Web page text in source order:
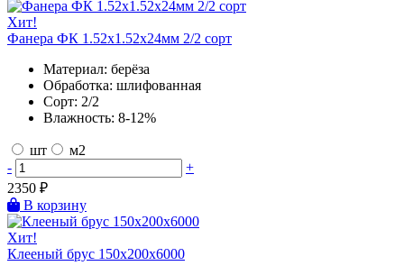
Хит!
Фанера ФК 1.52х1.52х24мм 2/2 сорт
Материал: берёза
Обработка: шлифованная
Сорт: 2/2
Влажность: 8-12%
шт
м2
-
+
2350 ₽
В корзину
Хит!
Клееный брус 150х200х6000